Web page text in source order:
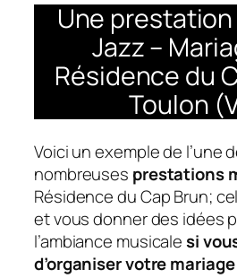
Une
Jazz –
Résidence du
Toulon
Voici un exemple de l’une
nombreuses prestations
Résidence du Cap Brun;
et vous donner des idées
l’ambiance musicalesi
d’organiser votre